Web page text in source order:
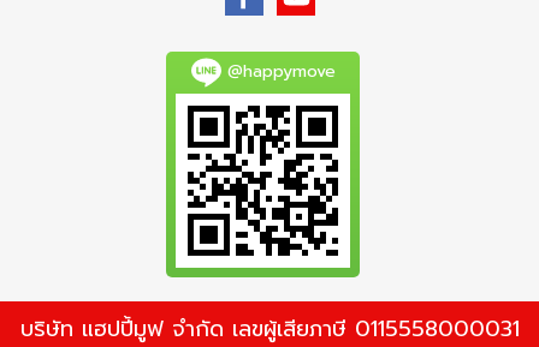
@happymove
บริษัท แฮปปี้มูฟ จำกัด เลขผู้เสียภาษี 0115558000031